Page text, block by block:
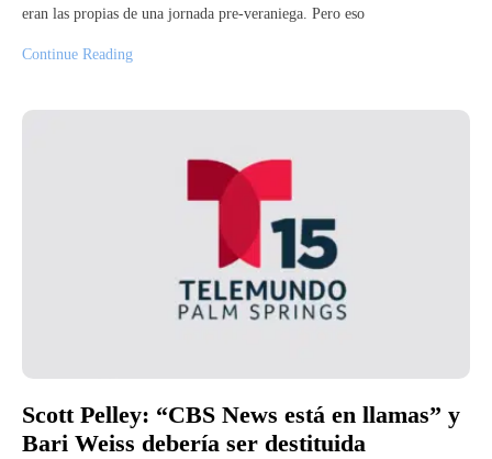
eran las propias de una jornada pre-veraniega. Pero eso
Continue Reading
Scott Pelley: “CBS News está en llamas” y
Bari Weiss debería ser destituida